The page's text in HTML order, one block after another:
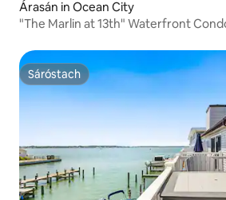
Árasán in Ocean City
"The Marlin at 13th" Waterfront
Sáróstach
Sáróstach